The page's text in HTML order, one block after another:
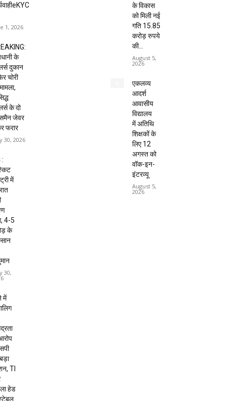
1, 2026
के
दुकान
चोरी
के दो
जेवर
फरार
30, 2026
:
में
4-5
के
30,
में
TI
हेड
के विकास
को मिली नई
गति 15.85
करोड़ रुपये
की...
August 5,
2026
एकलव्य
आदर्श
आवासीय
विद्यालय
में अतिथि
शिक्षकों के
लिए 12
अगस्त को
वॉक-इन-
इंटरव्यू
August 5,
2026